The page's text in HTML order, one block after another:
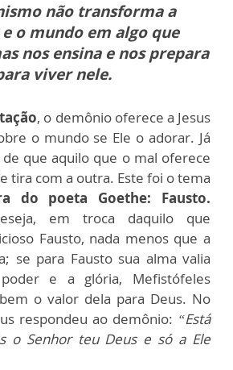
não transforma a
o mundo em algo que
nos ensina e nos prepara
viver nele.
, o demônio oferece a Jesus
o mundo se Ele o adorar. Já
que aquilo que o mal oferece
tira com a outra. Este foi o tema
do poeta Goethe: Fausto.
em troca daquilo que
Fausto, nada menos que a
se para Fausto sua alma valia
e a glória, Mefistófeles
o valor dela para Deus. No
respondeu ao demônio: “Está
o Senhor teu Deus e só a Ele